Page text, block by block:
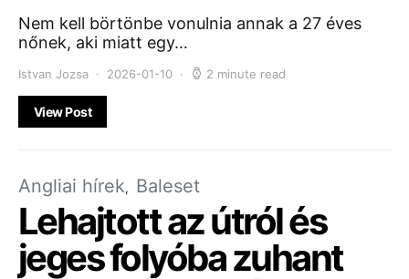
Nem kell börtönbe vonulnia annak a 27 éves
nőnek, aki miatt egy…
Istvan Jozsa 2026-01-10 2 minute read
View Post
Angliai hírek Baleset
Lehajtott az útról és
jeges folyóba zuhant